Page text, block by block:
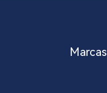
Marcas